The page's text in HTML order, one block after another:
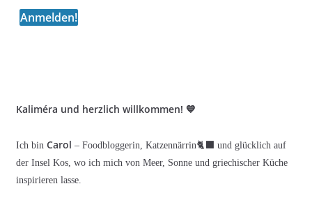
Kaliméra und herzlich willkommen! 💙
Ich bin Carol – Foodbloggerin, Katzennärrin🐈‍⬛ und glücklich auf
der Insel Kos, wo ich mich von Meer, Sonne und griechischer Küche
inspirieren lasse.